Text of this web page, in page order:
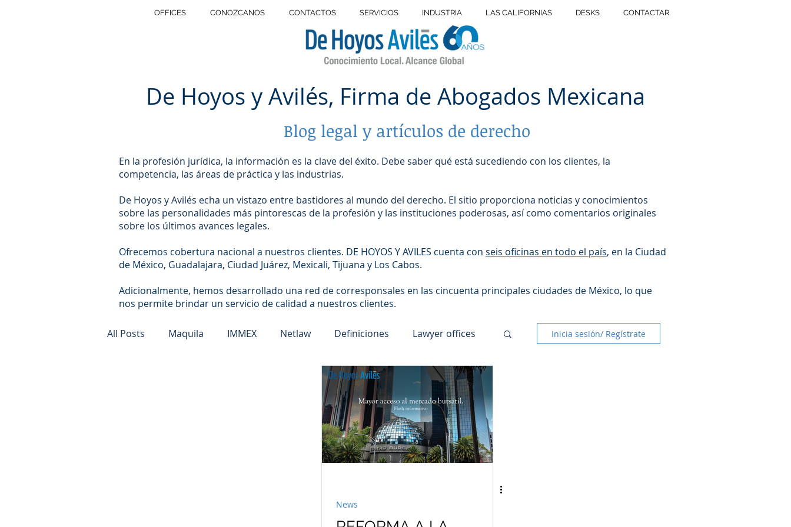
OFFICES CONOZCANOS CONTACTOS SERVICIOS INDUSTRIA LAS CALIFORNIAS DESKS CONTACTAR
De Hoyos y Avilés, Firma de Abogados Mexicana
Blog legal y artículos de derecho
En la profesión jurídica, la información es la clave del éxito. Debe saber qué está sucediendo con los clientes, la
competencia, las áreas de práctica y las industrias.
De Hoyos y Avilés echa un vistazo entre bastidores al mundo del derecho. El sitio proporciona noticias y conocimientos
sobre las personalidades más pintorescas de la profesión y las instituciones poderosas, así como comentarios originales
sobre los últimos avances legales.
Ofrecemos cobertura nacional a nuestros clientes. DE HOYOS Y AVILES cuenta con seis oficinas en todo el país, en la Ciudad
de México, Guadalajara, Ciudad Juárez, Mexicali, Tijuana y Los Cabos.
Adicionalmente, hemos desarrollado una red de corresponsales en las cincuenta principales ciudades de México, lo que
nos permite brindar un servicio de calidad a nuestros clientes.
All Posts Maquila IMMEX Netlaw Definiciones Lawyer offices
Derecho Familiar Consejos legales
Ley Laboral
Mercado de Valores
Inicia sesión/ Regístrate
News